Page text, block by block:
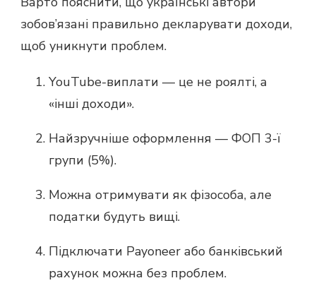
зобов’язані правильно декларувати доходи,
щоб уникнути проблем.
YouTube-виплати — це не роялті, а
«інші доходи».
Найзручніше оформлення — ФОП 3-ї
групи (5%).
Можна отримувати як фізособа, але
податки будуть вищі.
Підключати Payoneer або банківський
рахунок можна без проблем.